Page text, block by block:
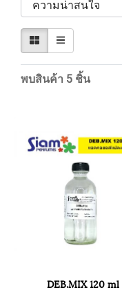
พบสินค้า 5 ชิ้น
DEB.MIX 120 ml